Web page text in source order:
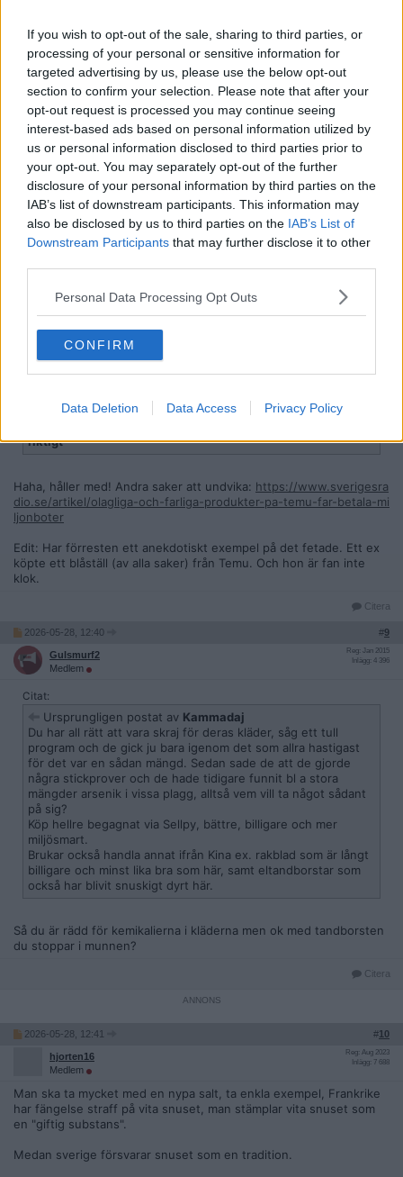
If you wish to opt-out of the sale, sharing to third parties, or
processing of your personal or sensitive information for
targeted advertising by us, please use the below opt-out
section to confirm your selection. Please note that after your
opt-out request is processed you may continue seeing
interest-based ads based on personal information utilized by
us or personal information disclosed to third parties prior to
your opt-out. You may separately opt-out of the further
disclosure of your personal information by third parties on the
IAB’s list of downstream participants. This information may
also be disclosed by us to third parties on the IAB’s List of
Downstream Participants that may further disclose it to other
Personal Data Processing Opt Outs
CONFIRM
Data Deletion Data Access Privacy Policy
som ger utslag och förgiftar huden.
Ni som beställt plagg därifrån bland andra miljoner människor
i Europa. Har ni några principer, felsökning tester och
certifikat, fabrikat, metoder, och regler ni följer när ni väljer
ett plagg ifrån temu eller skiter ni i vilket vad det är för
material som ligger emot huden ?
Förutom kanske det uppenbara att det är inte så slitstark
material i många fall och tunt och dåliga trådar men det har
inte med tråden / saken att göra ang frågan
2. I övrigt, vilken annan klädsida i EU europa är ytterst billig i
nivå med temu och liknande men har betydligt bättre
regelverk för garanterat 100% bomull eller äkthetsintyg och
allergifria intyg på sina kläder ?
… [ Visa mer ]
jag köpte två tröjor till träning, de andas dåligt, rätt så plastiga,
men kostade kanske 100 kr så det var billigt men inte så billigt, det
går att hitta på reor ungefär liknande plagg i sverige
2026-05-28, 12:37
2560p
Reg: Aug 2016
Citat:
Ursprungligen postat av
Fast det är skillnad att få hem en tröja i nått dodgy paket
genom tullen kontra att du köper något i affären här. Spelar
Det finns på riktigt inte en enda vettig människa som köper
riktigt
Haha, håller med! Andra saker att undvika: https://www.sverigesra
dio.se/artikel/olagliga-och-farliga-produkter-pa-temu-far-betala-mi
ljonboter
Edit: Har förresten ett anekdotiskt exempel på det fetade. Ett ex
köpte ett blåställ (av alla saker) från Temu. Och hon är fan inte
klok.
Citera
2026-05-28, 12:40 #9
Gulsmurf2
Medlem
Reg: Jan 2015
Inlägg: 4 396
Citat:
Ursprungligen postat av Kammadaj
Du har all rätt att vara skraj för deras kläder, såg ett tull
program och de gick ju bara igenom det som allra hastigast
för det var en sådan mängd. Sedan sade de att de gjorde
några stickprover och de hade tidigare funnit bl a stora
mängder arsenik i vissa plagg, alltså vem vill ta något sådant
på sig?
Köp hellre begagnat via Sellpy, bättre, billigare och mer
miljösmart.
Brukar också handla annat ifrån Kina ex. rakblad som är långt
billigare och minst lika bra som här, samt eltandborstar som
också har blivit snuskigt dyrt här.
Så du är rädd för kemikalierna i kläderna men ok med tandborsten
du stoppar i munnen?
Citera
2026-05-28, 12:41 #10
hjorten16
Medlem
Reg: Aug 2023
Inlägg: 7 688
Man ska ta mycket med en nypa salt, ta enkla exempel, Frankrike
har fängelse straff på vita snuset, man stämplar vita snuset som
en "giftig substans".
Medan sverige försvarar snuset som en tradition.